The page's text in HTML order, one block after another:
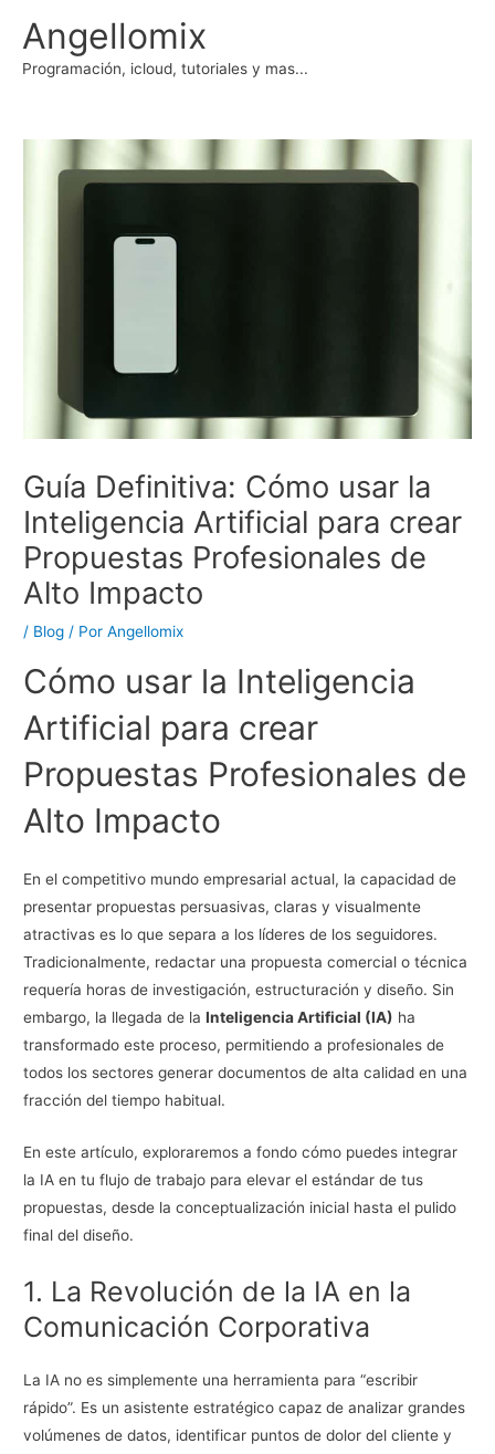
contenido
Angellomix
Programación, icloud, tutoriales y mas...
Guía Definitiva: Cómo usar la
Inteligencia Artificial para crear
Propuestas Profesionales de
Alto Impacto
/ Blog / PorAngellomix
Cómo usar la Inteligencia
Artificial para crear
Propuestas Profesionales de
Alto Impacto
En el competitivo mundo empresarial actual, la capacidad de
presentar propuestas persuasivas, claras y visualmente
atractivas es lo que separa a los líderes de los seguidores.
Tradicionalmente, redactar una propuesta comercial o técnica
requería horas de investigación, estructuración y diseño. Sin
embargo, la llegada de laInteligencia Artificial (IA) ha
transformado este proceso, permitiendo a profesionales de
todos los sectores generar documentos de alta calidad en una
fracción del tiempo habitual.
En este artículo, exploraremos a fondo cómo puedes integrar
la IA en tu flujo de trabajo para elevar el estándar de tus
propuestas, desde la conceptualización inicial hasta el pulido
final del diseño.
1. La Revolución de la IA en la
Comunicación Corporativa
La IA no es simplemente una herramienta para “escribir
rápido”. Es un asistente estratégico capaz de analizar grandes
volúmenes de datos, identificar puntos de dolor del cliente y